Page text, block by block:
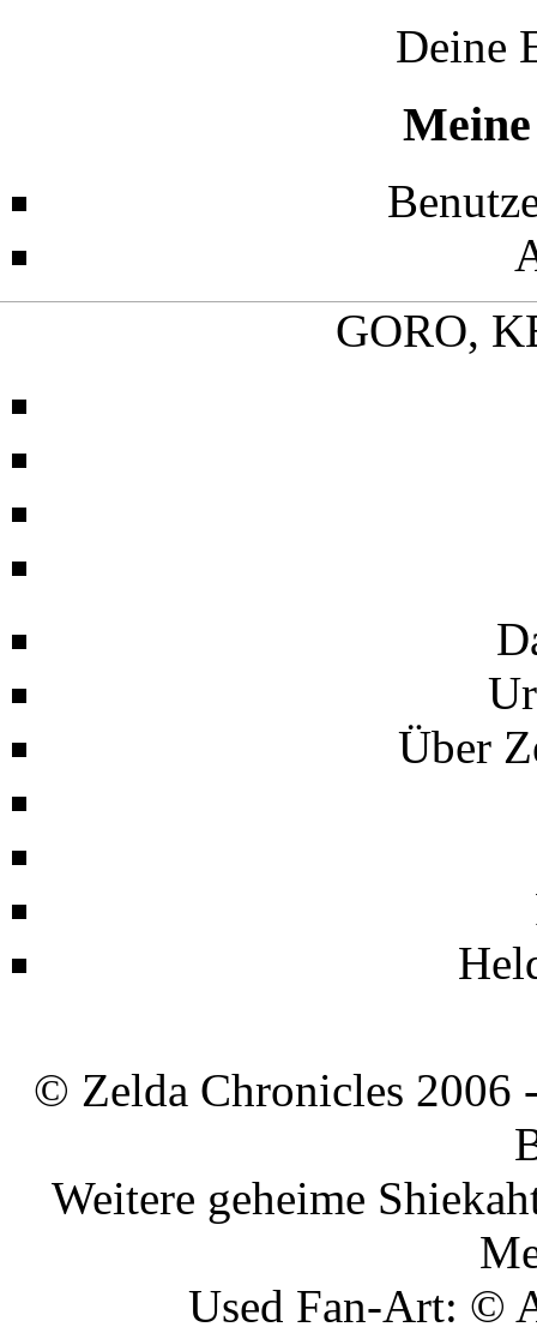
Deine
GORO,
Über
© Zelda Chronicles 2006
Weitere geheime
Used Fan-Art: ©